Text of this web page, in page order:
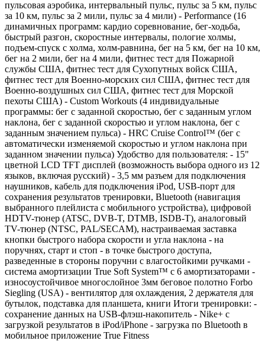
пульсовая аэробика, интервальный пульс, пульс за 5 км, пульс
за 10 км, пульс за 2 мили, пульс за 4 мили) - Performance (16
динамичных программ: кардио соревнование, бег-ходьба,
быстрый разгон, скоростные интервалы, пологие холмы,
подъем-спуск с холма, холм-равнина, бег на 5 км, бег на 10 км,
бег на 2 мили, бег на 4 мили, фитнес тест для Пожарной
службы США, фитнес тест для Сухопутных войск США,
фитнес тест для Военно-морских сил США, фитнес тест для
Военно-воздушных сил США, фитнес тест для Морской
пехоты США) - Custom Workouts (4 индивидуальные
программы: бег с заданной скоростью, бег с заданным углом
наклона, бег с заданной скоростью и углом наклона, бег с
заданным значением пульса) - HRC Cruise Control™ (бег с
автоматически изменяемой скоростью и углом наклона при
заданном значении пульса) Удобство для пользователя: - 15"
цветной LCD TFT дисплей (возможность выбора одного из 12
языков, включая русский) - 3,5 мм разъем для подключения
наушников, кабель для подключения iPod, USB-порт для
сохранения результатов тренировки, Bluetooth (навигация
выбранного плейлиста с мобильного устройства), цифровой
HDTV-тюнер (ATSC, DVB-T, DTMB, ISDB-T), аналоговый
TV-тюнер (NTSC, PAL/SECAM), настраиваемая заставка
кнопки быстрого набора скорости и угла наклона - на
поручнях, старт и стоп - в точке быстрого доступа,
разведенные в стороны поручни с влагостойкими ручками -
система амортизации True Soft System™ с 6 амортизаторами -
износоустойчивое многослойное 3мм беговое полотно Forbo
Siegling (USA) - вентилятор для охлаждения, 2 держателя для
бутылок, подставка для планшета, книги Итоги тренировки: -
сохранение данных на USB-флэш-накопитель - Nike+ с
загрузкой результатов в iPod/iPhone - загрузка по Bluetooth в
мобильное приложение True Fitness